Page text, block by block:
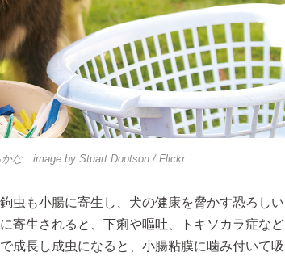
かな image by Stuart Dootson/ Flickr
虫も小腸に寄生し、犬の健康を脅かす恐ろしい
寄生されると、下痢や嘔吐、トキソカラ症など
成長し成虫になると、小腸粘膜に噛み付いて吸